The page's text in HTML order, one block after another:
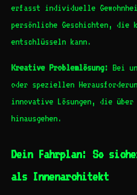
erfasst individuelle
persönliche Geschichten, die
entschlüsseln kann.
Kreative Problemlösung: Bei
oder speziellen
innovative Lösungen, die über
hinausgehen.
Dein Fahrplan: So
als Innenarchitekt